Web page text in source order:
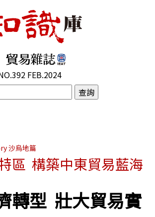
FEB.2024
沙烏地篇
區 構築中東貿易藍海
轉型 壯大貿易實